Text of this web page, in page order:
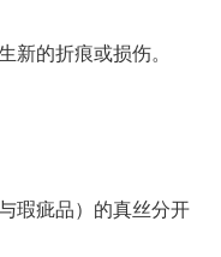
新的折痕或损伤。
瑕疵品）的真丝分开